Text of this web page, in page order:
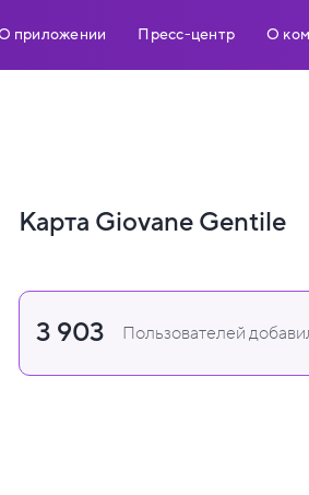
приложении Пресс-центр О
Карта Giovane Gentile
3 903 Пользователей